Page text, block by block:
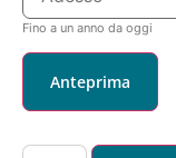
Fino a un anno da oggi
Anteprima